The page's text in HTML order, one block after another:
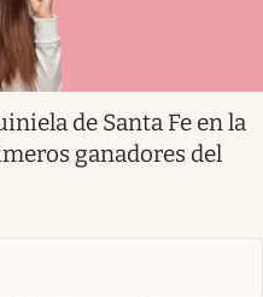
de Santa Fe en la
ganadores del